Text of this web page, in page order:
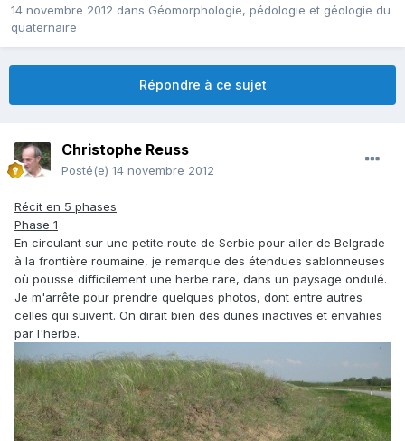
14 novembre 2012 dans Géomorphologie, pédologie et géologie du
quaternaire
Répondre à ce sujet
Christophe Reuss
Posté(e) 14 novembre 2012
Récit en 5 phases
Phase 1
En circulant sur une petite route de Serbie pour aller de Belgrade
à la frontière roumaine, je remarque des étendues sablonneuses
où pousse difficilement une herbe rare, dans un paysage ondulé.
Je m'arrête pour prendre quelques photos, dont entre autres
celles qui suivent. On dirait bien des dunes inactives et envahies
par l'herbe.